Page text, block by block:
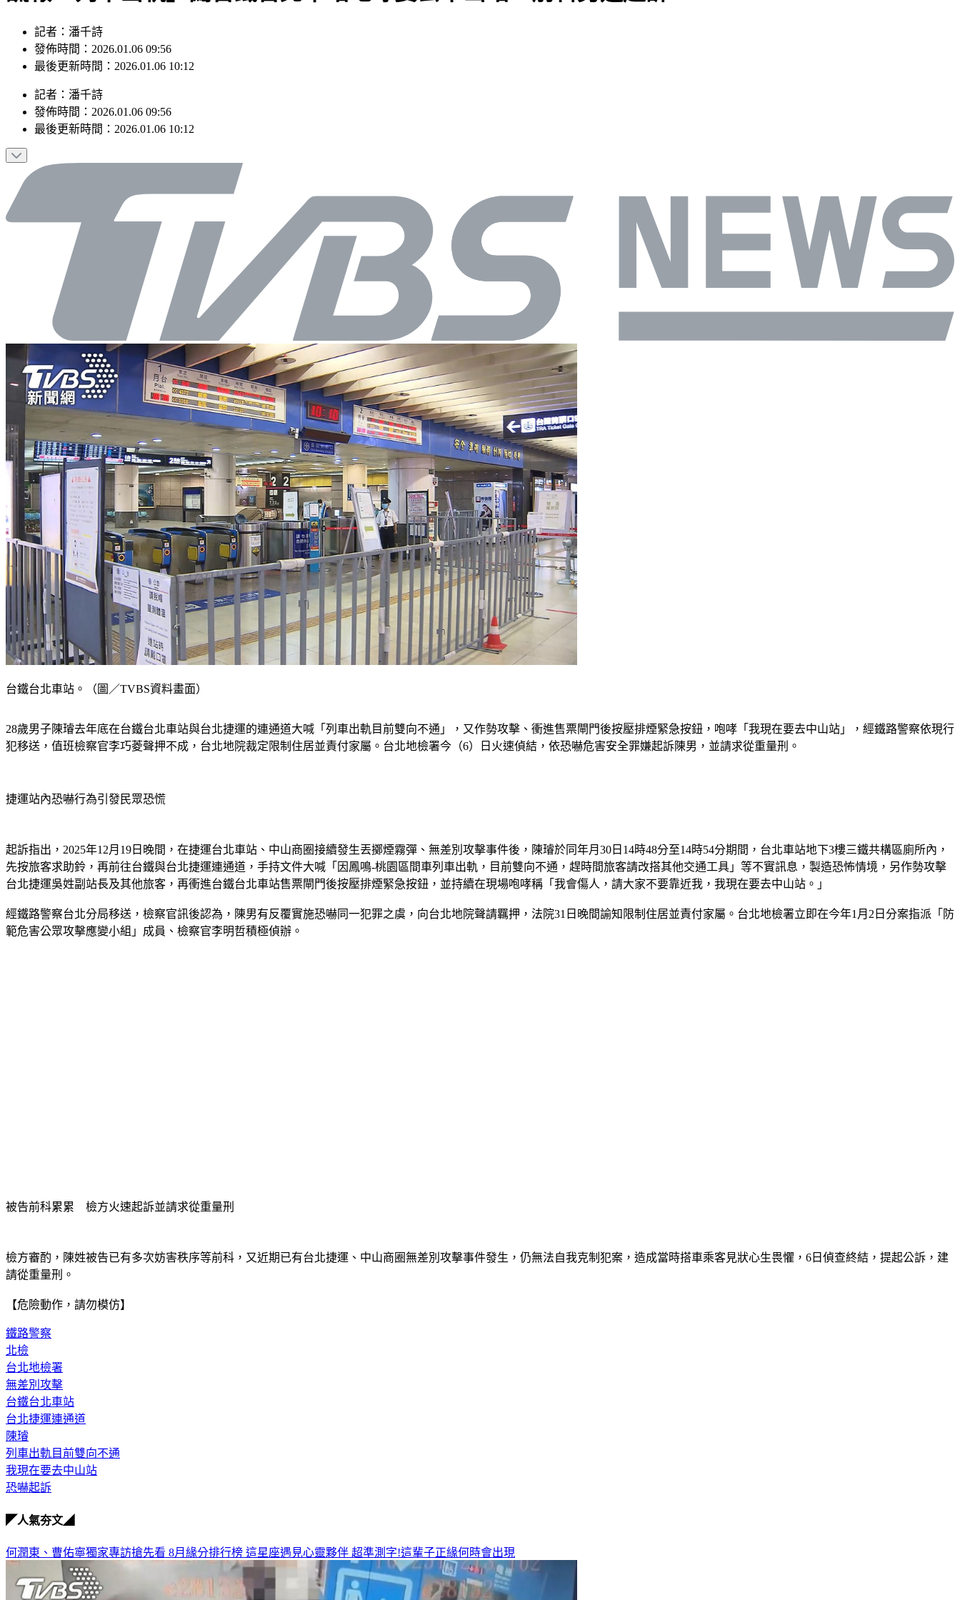
記者：潘千詩
發佈時間：2026.01.06 09:56
最後更新時間：2026.01.06 10:12
記者 ： 潘千詩
發佈時間： 2026.01.06 09:56
最後更新時間： 2026.01.06 10:12
台鐵台北車站。（圖／TVBS資料畫面）
28歲男子陳璿去年底在台鐵台北車站與台北捷運的連通道大喊「列車出軌目前雙向不通」，又作勢攻擊、衝進售票閘門後按壓排煙緊急按鈕，咆哮「我現在要去中山站」，經鐵路警察依現行
犯移送，值班檢察官李巧菱聲押不成，台北地院裁定限制住居並責付家屬。台北地檢署今（6）日火速偵結，依恐嚇危害安全罪嫌起訴陳男，並請求從重量刑。
捷運站內恐嚇行為引發民眾恐慌
起訴指出，2025年12月19日晚間，在捷運台北車站、中山商圈接續發生丟擲煙霧彈、無差別攻擊事件後，陳璿於同年月30日14時48分至14時54分期間，台北車站地下3樓三鐵共構區廁所內，
先按旅客求助鈴，再前往台鐵與台北捷運連通道，手持文件大喊「因鳳鳴-桃園區間車列車出軌，目前雙向不通，趕時間旅客請改搭其他交通工具」等不實訊息，製造恐怖情境，另作勢攻擊
台北捷運吳姓副站長及其他旅客，再衝進台鐵台北車站售票閘門後按壓排煙緊急按鈕，並持續在現場咆哮稱「我會傷人，請大家不要靠近我，我現在要去中山站。」
經鐵路警察台北分局移送，檢察官訊後認為，陳男有反覆實施恐嚇同一犯罪之虞，向台北地院聲請羈押，法院31日晚間諭知限制住居並責付家屬。台北地檢署立即在今年1月2日分案指派「防
範危害公眾攻擊應變小組」成員、檢察官李明哲積極偵辦。
被告前科累累　檢方火速起訴並請求從重量刑
檢方審酌，陳姓被告已有多次妨害秩序等前科，又近期已有台北捷運、中山商圈無差別攻擊事件發生，仍無法自我克制犯案，造成當時搭車乘客見狀心生畏懼，6日偵查終結，提起公訴，建
請從重量刑。
【危險動作，請勿模仿】
鐵路警察
北檢
台北地檢署
無差別攻擊
台鐵台北車站
台北捷運連通道
陳璿
列車出軌目前雙向不通
我現在要去中山站
恐嚇起訴
◤人氣夯文◢
何潤東、曹佑寧獨家專訪搶先看 8月緣分排行榜 這星座遇見心靈夥伴 超準測字!這輩子正緣何時會出現